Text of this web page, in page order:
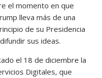
el momento en que
lleva más de una
de su Presidencia
sus ideas.
el 18 de diciembre la
Digitales, que